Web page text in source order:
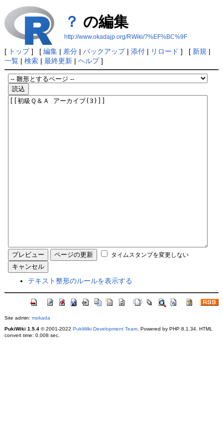
？ の編集
http://www.okadajp.org/RWiki/?%EF%BC%9F
[ トップ] [ 編集| 差分| バックアップ| 添付| リロード ] [ 新規 |
一覧| 検索| 最終更新| ヘルプ]
タイムスタンプを変更しない
テキスト整形のルールを表示する
Site admin: mokada
PukiWiki 1.5.4© 2001-2022 PukiWiki Development Team. Powered by PHP 8.1.34. HTML
convert time: 0.008 sec.